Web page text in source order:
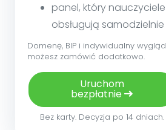
panel, który nauczyciele
obsługują samodzielnie
Domenę, BIP i indywidualny wygląd
możesz zamówić dodatkowo.
Uruchom
bezpłatnie
Bez karty. Decyzja po 14 dniach.